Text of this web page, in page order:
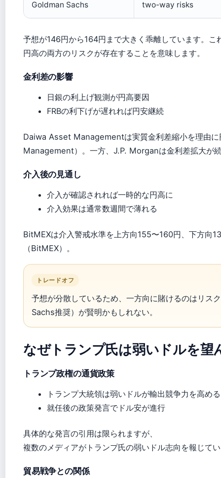
Goldman Sachs two-way risks
予想が146円から164円まで大きく乖離しています。こ
円高の両方のリスクが存在することを意味します。
金利差の影響
日銀の利上げ観測が円高要因
FRBの利下げが遅れれば円安継続
Daiwa Asset Managementは実質金利差縮小を理由
Management）。一方、J.P. Morganは金利差拡大が
介入後の見通し
介入が確認されれば一時的な円高に
介入効果は通常数週間で薄れる
BitMEXは介入警戒水準を上方向155〜160円、下方向
（BitMEX）。
トレードオフ
予想が分散しているため、一方向に賭けるのはリス
Sachs推奨）が賢明かもしれない。
なぜトランプ氏は弱いドルを望
トランプ政権の通貨政策
トランプ大統領は弱いドルが輸出競争力を高め
就任後の政策発言でドル安が進行
具体的な発言の引用は限られますが、
複数のメディアがトランプ氏の弱いドル志向を報じて
貿易戦争との関係